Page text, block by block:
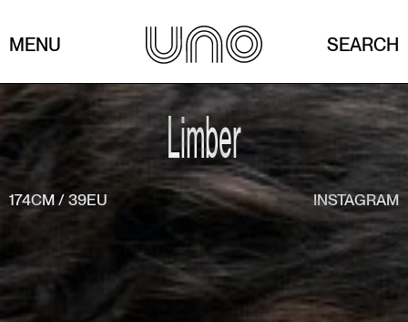
MENU SEARCH
Limber
174CM / 39EU INSTAGRAM